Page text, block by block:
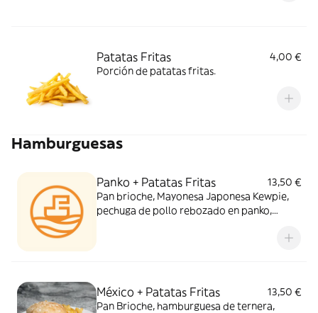
Patatas Fritas
4,00 €
Porción de patatas fritas.
Hamburguesas
Panko + Patatas Fritas
13,50 €
Pan brioche, Mayonesa Japonesa Kewpie,
pechuga de pollo rebozado en panko,
ración de patatas fritas. Alérgenos: Gluten,
México + Patatas Fritas
13,50 €
Pan Brioche, hamburguesa de ternera,